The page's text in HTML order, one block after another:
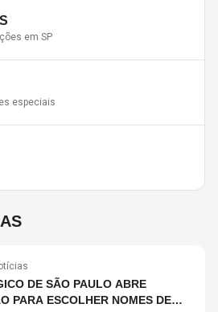
em SP
especiais
DE SÃO PAULO ABRE
PARA ESCOLHER NOMES DE